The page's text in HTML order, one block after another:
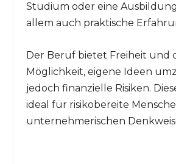
Studium oder eine
allem auch praktische
Der Beruf bietet Freiheit und
Möglichkeit, eigene Ideen
jedoch finanzielle Risiken.
ideal für risikobereite
unternehmerischen